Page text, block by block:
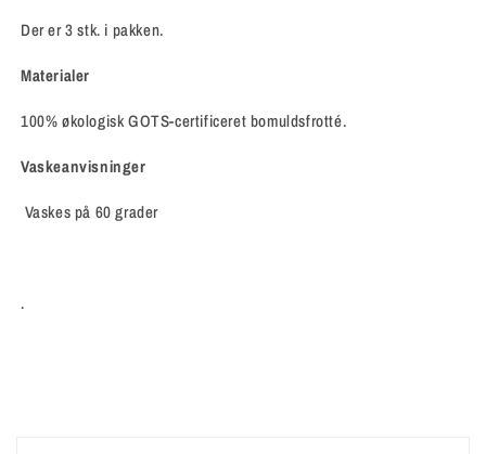
Der er 3 stk. i pakken.
Materialer
100% økologisk GOTS-certificeret bomuldsfrotté.
Vaskeanvisninger
Vaskes på 60 grader
.